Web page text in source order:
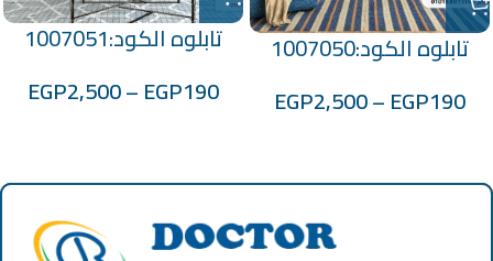
تابلوه الكود:1007050
EGP190
–
EGP2,500
تابلوه الكود:1007051
EGP190
–
EGP2,500